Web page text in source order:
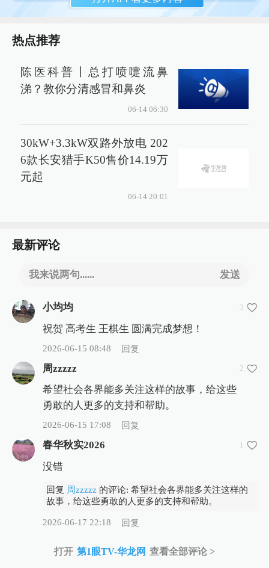
热点推荐
陈医科普丨总打喷嚏流鼻
涕？教你分清感冒和鼻炎
06-14 06:30
30kW+3.3kW双路外放电 202
6款长安猎手K50售价14.19万
元起
06-14 20:01
最新评论
我来说两句...... 发送
小均均 3
祝贺 高考生 王棋生 圆满完成梦想！
2026-06-15 08:48 回复
周zzzzz 2
希望社会各界能多关注这样的故事，给这些
勇敢的人更多的支持和帮助。
2026-06-15 17:08 回复
春华秋实2026 1
没错
回复 周zzzzz的评论: 希望社会各界能多关注这样的
故事，给这些勇敢的人更多的支持和帮助。
2026-06-17 22:18 回复
打开 第1眼TV-华龙网 查看全部评论 >